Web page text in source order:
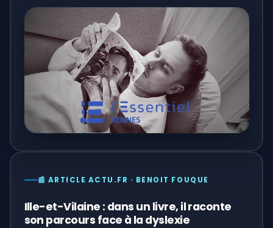
📰 ARTICLE ACTU.FR · BENOIT FOUQUE
Ille-et-Vilaine : dans un livre, il raconte
son parcours face à la dyslexie